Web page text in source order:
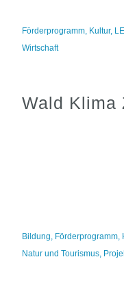
Förderprogramm, Kultur,
Wirtschaft
Wald Klima
Bildung, Förderprogramm,
Natur und Tourismus,